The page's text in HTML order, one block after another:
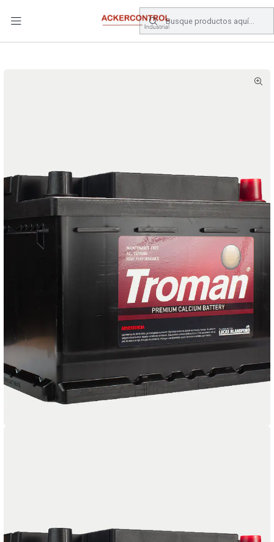
BATERIAS BATERIA TROMAN 55 AMP